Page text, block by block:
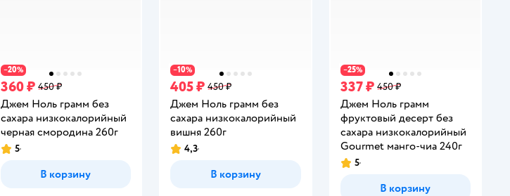
−20%
360 ₽ 450 ₽
Джем Ноль грамм без
сахара низкокалорийный
черная смородина 260г
Рейтинг:
5
В корзину
−10%
405 ₽ 450 ₽
Джем Ноль грамм без
сахара низкокалорийный
вишня 260г
Рейтинг:
4,3
В корзину
−25%
337 ₽ 450 ₽
Джем Ноль грамм
фруктовый десерт без
сахара низкокалорийный
Gourmet манго-чиа 240г
Рейтинг:
5
В корзину